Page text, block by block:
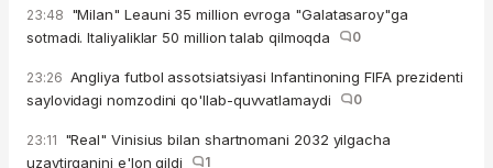
23:48 "Milan" Leauni 35 million evroga "Galatasaroy"ga
sotmadi. Italiyaliklar 50 million talab qilmoqda
0
23:26 Angliya futbol assotsiatsiyasi Infantinoning FIFA prezidenti
saylovidagi nomzodini qo'llab-quvvatlamaydi
0
23:11 "Real" Vinisius bilan shartnomani 2032 yilgacha
uzaytirganini e'lon qildi
1